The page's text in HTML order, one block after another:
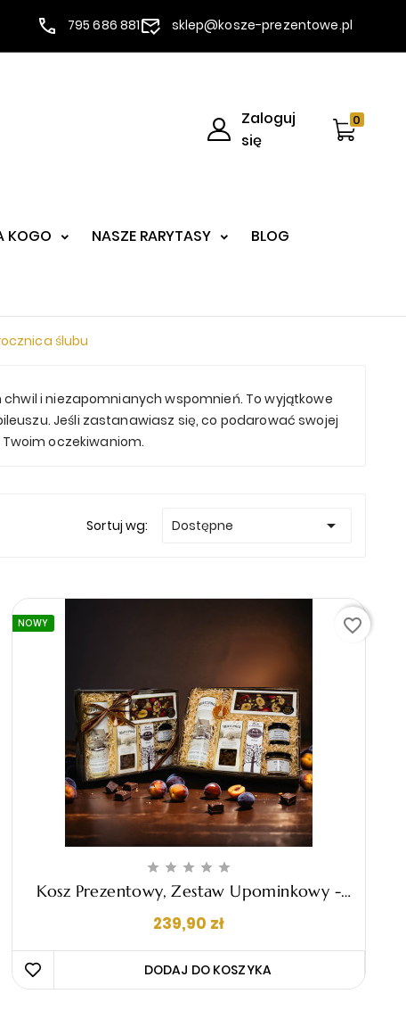
795 686 881 sklep@kosze-prezentowe.pl
Zaloguj
się
0
KOGO NASZE RARYTASY BLOG
ślubu
i niezapomnianych wspomnień. To wyjątkowe
Jeśli zastanawiasz się, co podarować swojej
oczekiwaniom.
Sortuj wg: Dostępne 
NOWY
    
Kosz Prezentowy, Zestaw Upominkowy -
239,90 złCena
DODAJ DO KOSZYKA
favorite_border